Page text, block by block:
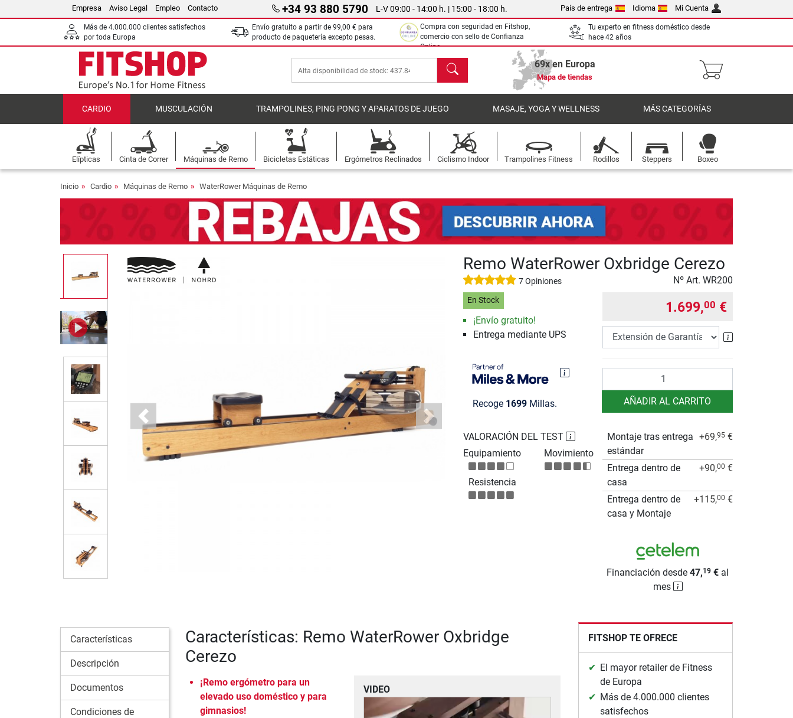
Empresa Aviso Legal Empleo Contacto +34 93 880 5790 L-V 09:00 - 14:00 h. | 15:00 - 18:00 h. País de entrega Idioma Mi Cuenta
Más de 4.000.000 clientes satisfechos
por toda Europa
Envío gratuito a partir de 99,00 € para
producto de paquetería excepto pesas.
Compra con seguridad en Fitshop,
comercio con sello de Confianza
Online.
Tu experto en fitness doméstico desde
hace 42 años
Buscar 69x en Europa
Mapa de tiendas
CARDIO MUSCULACIÓN TRAMPOLINES, PING PONG Y APARATOS DE JUEGO MASAJE, YOGA Y WELLNESS MÁS CATEGORÍAS
Elípticas Cinta de Correr Máquinas de Remo Bicicletas Estáticas Ergómetros Reclinados Ciclismo Indoor Trampolines Fitness Rodillos Steppers Boxeo
Inicio Cardio Máquinas de Remo WaterRower Máquinas de Remo
Previous Next
Remo WaterRower Oxbridge Cerezo
7 Opiniones Nº Art. WR200
En Stock
¡Envío gratuito!
Entrega mediante UPS
Recoge 1699Millas.
1.699,00 €
Extensión de
AÑADIR AL CARRITO
VALORACIÓN DEL TEST
Equipamiento
Movimiento
Resistencia
Montaje tras entrega
estándar
+69,95 €
Entrega dentro de
casa
+90,00 €
Entrega dentro de
casa y Montaje
+115,00 €
Financiación desde47,19 € al
mes
Características
Descripción
Documentos
Condiciones de
Características: Remo WaterRower Oxbridge
Cerezo
VIDEO
¡Remo ergómetro para un
elevado uso doméstico y para
gimnasios!
FITSHOP TE OFRECE
El mayor retailer de Fitness
de Europa
Más de 4.000.000 clientes
satisfechos